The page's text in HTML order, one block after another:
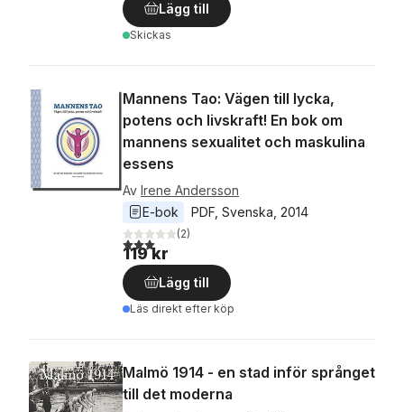
Lägg till
Skickas
Mannens Tao: Vägen till lycka,
potens och livskraft! En bok om
mannens sexualitet och maskulina
essens
Av Irene Andersson
E-bok
PDF Svenska 2014
3,0utav 5 stjärnor. Totalt antal röster:
(2)
119 kr
Lägg till
Läs direkt efter köp
Malmö 1914 - en stad inför språnget
till det moderna